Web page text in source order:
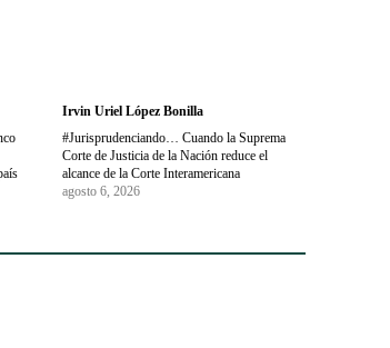
Irvin Uriel López Bonilla
#Jurisprudenciando… Cuando la Suprema
Corte de Justicia de la Nación reduce el
alcance de la Corte Interamericana
agosto 6, 2026